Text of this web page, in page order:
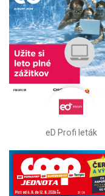
eD Profi leták